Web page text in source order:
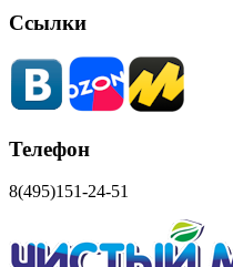
Ссылки
Телефон
8(495)151-24-51